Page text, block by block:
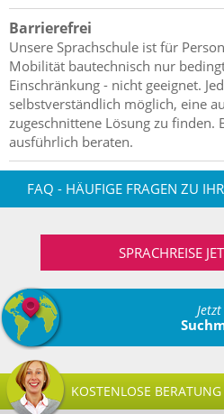
Barrierefrei
Unsere Sprachschule ist für
Mobilität bautechnisch nur
Einschränkung - nicht geeignet.
selbstverständlich möglich, eine
zugeschnittene Lösung zu finden.
ausführlich beraten.
FAQ - HÄUFIGE FRAGEN ZU
SPRACHREISE
KOSTENLOSE BERATUNG